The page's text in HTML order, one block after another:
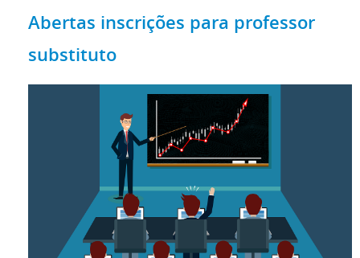
Abertas inscrições para professor
substituto